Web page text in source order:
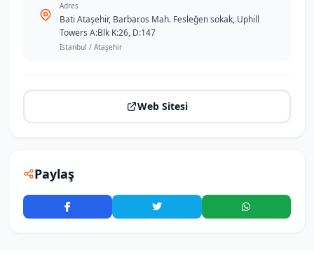
Adres
Bati Ataşehir, Barbaros Mah. Fesleğen sokak, Uphill
Towers A:Blk K:26, D:147
İstanbul / Ataşehir
Web Sitesi
Paylaş